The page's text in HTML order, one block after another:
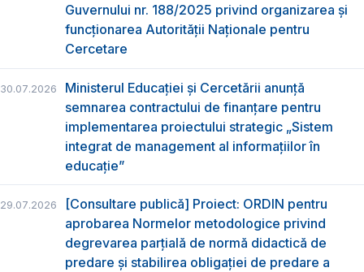
Guvernului nr. 188/2025 privind organizarea şi
funcţionarea Autorităţii Naţionale pentru
Cercetare
30.07.2026
Ministerul Educației și Cercetării anunță
semnarea contractului de finanțare pentru
implementarea proiectului strategic „Sistem
integrat de management al informațiilor în
educație”
29.07.2026
[Consultare publică] Proiect: ORDIN pentru
aprobarea Normelor metodologice privind
degrevarea parțială de normă didactică de
predare şi stabilirea obligaţiei de predare a